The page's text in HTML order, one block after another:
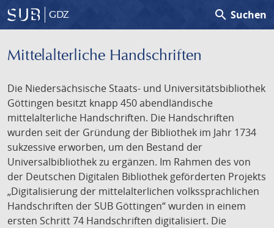
GDZ search Suchen
Mittelalterliche Handschriften
Die Niedersächsische Staats- und Universitätsbibliothek
Göttingen besitzt knapp 450 abendländische
mittelalterliche Handschriften. Die Handschriften
wurden seit der Gründung der Bibliothek im Jahr 1734
sukzessive erworben, um den Bestand der
Universalbibliothek zu ergänzen. Im Rahmen des von
der Deutschen Digitalen Bibliothek geförderten Projekts
„Digitalisierung der mittelalterlichen volkssprachlichen
Handschriften der SUB Göttingen“ wurden in einem
ersten Schritt 74 Handschriften digitalisiert. Die